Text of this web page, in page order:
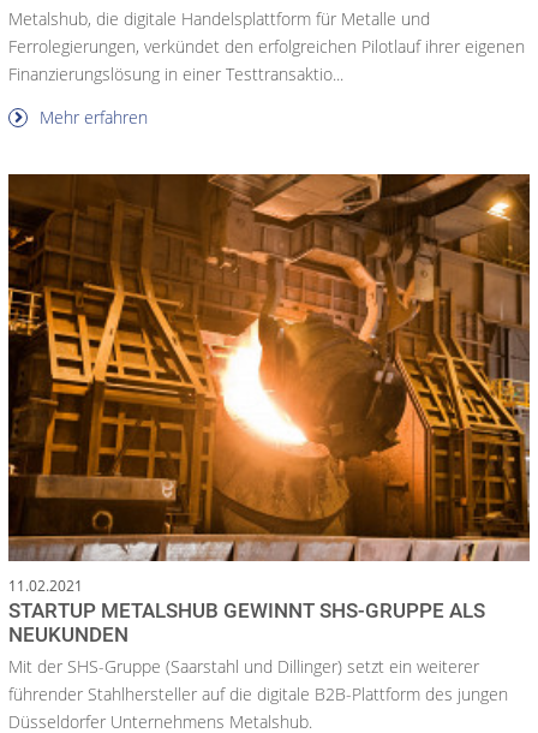
Metalshub, die digitale Handelsplattform für Metalle und
Ferrolegierungen, verkündet den erfolgreichen Pilotlauf ihrer eigenen
Finanzierungslösung in einer Testtransaktio...
Mehr erfahren
11.02.2021
STARTUP METALSHUB GEWINNT SHS-GRUPPE ALS
NEUKUNDEN
Mit der SHS-Gruppe (Saarstahl und Dillinger) setzt ein weiterer
führender Stahlhersteller auf die digitale B2B-Plattform des jungen
Düsseldorfer Unternehmens Metalshub.